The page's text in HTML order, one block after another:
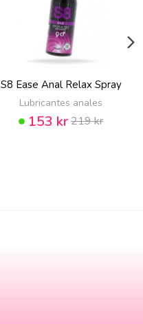
S8 Ease Anal Relax Spray
Lubricantes anales
153 kr219 kr